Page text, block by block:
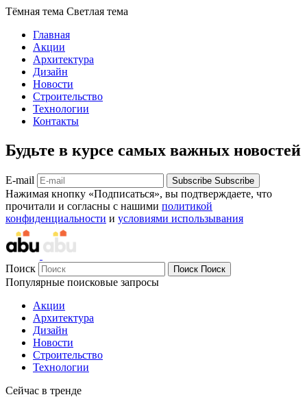
Тёмная тема Светлая тема
Главная
Акции
Архитектура
Дизайн
Новости
Строительство
Технологии
Контакты
Будьте в курсе самых важных новостей
E-mail Subscribe Subscribe
Нажимая кнопку «Подписаться», вы подтверждаете, что
прочитали и согласны с нашими политикой
конфиденциальности и условиями использывания
Поиск Поиск Поиск
Популярные поисковые запросы
Акции
Архитектура
Дизайн
Новости
Строительство
Технологии
Сейчас в тренде